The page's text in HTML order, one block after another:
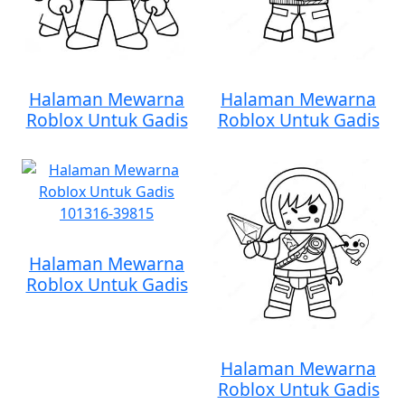
Halaman Mewarna
Roblox Untuk Gadis
Halaman Mewarna
Roblox Untuk Gadis
Halaman Mewarna
Roblox Untuk Gadis
Halaman Mewarna
Roblox Untuk Gadis